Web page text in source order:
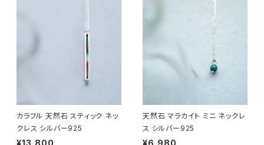
カラフル 天然石 スティック ネッ
クレス シルバー925
¥13,800
天然石 マラカイト ミニ ネックレ
ス シルバー925
¥6,980